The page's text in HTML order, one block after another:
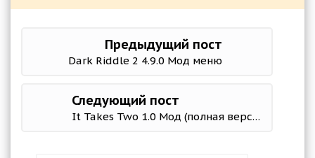
Предыдущий пост
Dark Riddle 2 4.9.0 Мод меню
Следующий пост
It Takes Two 1.0 Мод (полная версия)